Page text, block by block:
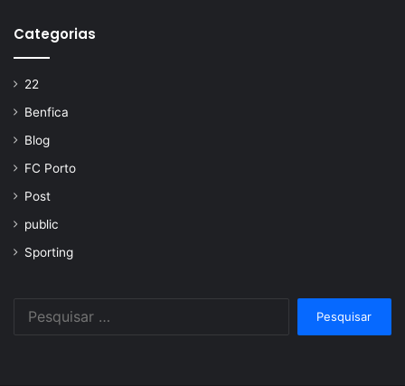
Categorias
22
Benfica
Blog
FC Porto
Post
public
Sporting